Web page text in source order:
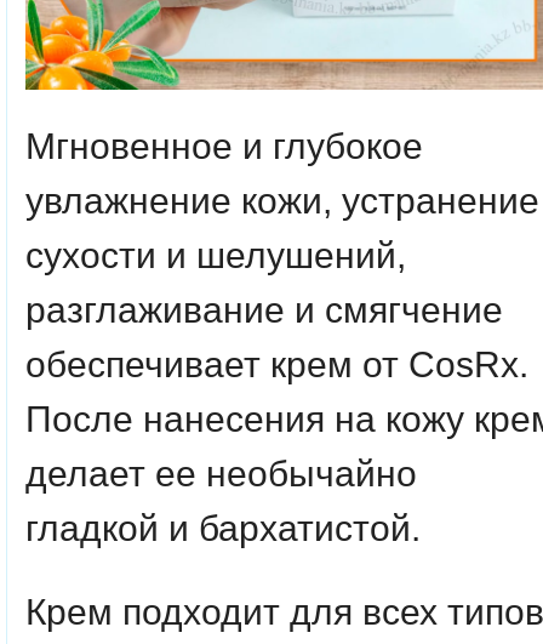
Мгновенное и глубокое
увлажнение кожи, устранение
сухости и шелушений,
разглаживание и смягчение
обеспечивает крем от CosRx.
После нанесения на кожу
делает ее необычайно
гладкой и бархатистой.
Крем подходит для всех типов